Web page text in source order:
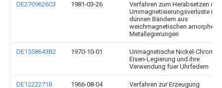
DE2709626C3 1981-03-26
Verfahren zum Herabsetzen der
Ummagnetisierungsverluste in
dünnen Bändern aus
weichmagnetischen amorphen
Metallegierungen
DE1558643B2 1970-10-01
Unmagnetische Nickel-Chrom-
Eisen-Legierung und ihre
Verwendung fuer Uhrfedern
DE1222271B 1966-08-04
Verfahren zur Erzeugung